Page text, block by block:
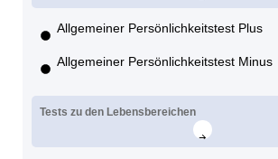
Allgemeiner Persönlichkeitstest Plus
Allgemeiner Persönlichkeitstest Minus
Tests zu den Lebensbereichen